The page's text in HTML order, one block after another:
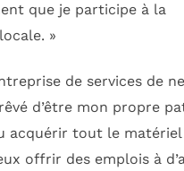
que je participe à la
»
de services de
d’être mon propre
acquérir tout le matériel
offrir des emplois à